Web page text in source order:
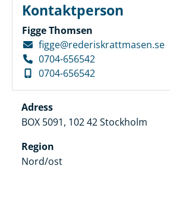
Kontaktperson
Figge Thomsen
figge@rederiskrattmasen.se
0704-656542
0704-656542
Adress
BOX 5091, 102 42 Stockholm
Region
Nord/ost